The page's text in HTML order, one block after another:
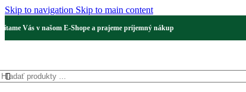
Skip to navigation Skip to main content
Vás v našom E-Shope a prajeme príjemný nákup